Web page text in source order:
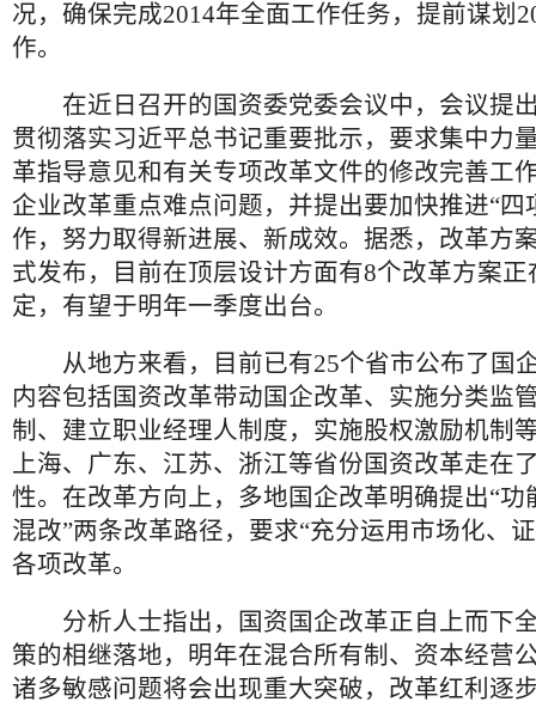
况，确保完成2014年全面工作任务，提前谋划
作。
在近日召开的国资委党委会议中，会议提
贯彻落实习近平总书记重要批示，要求集中力
革指导意见和有关专项改革文件的修改完善工
企业改革重点难点问题，并提出要加快推进“四
作，努力取得新进展、新成效。据悉，改革方
式发布，目前在顶层设计方面有8个改革方案正
定，有望于明年一季度出台。
从地方来看，目前已有25个省市公布了国
内容包括国资改革带动国企改革、实施分类监
制、建立职业经理人制度，实施股权激励机制
上海、广东、江苏、浙江等省份国资改革走在
性。在改革方向上，多地国企改革明确提出“功
混改”两条改革路径，要求“充分运用市场化、
各项改革。
分析人士指出，国资国企改革正自上而下
策的相继落地，明年在混合所有制、资本经营
诸多敏感问题将会出现重大突破，改革红利逐